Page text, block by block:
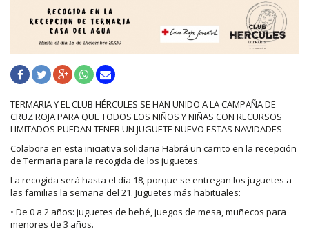
TERMARIA Y EL CLUB HÉRCULES SE HAN UNIDO A LA CAMPAÑA DE
CRUZ ROJA PARA QUE TODOS LOS NIÑOS Y NIÑAS CON RECURSOS
LIMITADOS PUEDAN TENER UN JUGUETE NUEVO ESTAS NAVIDADES
Colabora en esta iniciativa solidaria Habrá un carrito en la recepción
de Termaria para la recogida de los juguetes.
La recogida será hasta el día 18, porque se entregan los juguetes a
las familias la semana del 21. Juguetes más habituales:
• De 0 a 2 años: juguetes de bebé, juegos de mesa, muñecos para
menores de 3 años.